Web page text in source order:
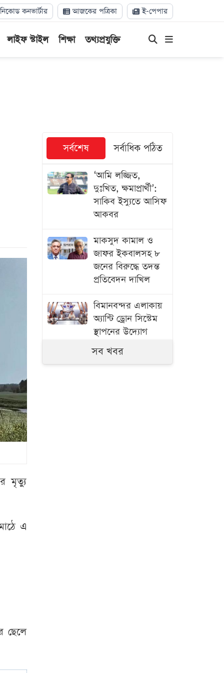
কনভার্টার আজকের পত্রিকা ই-পেপার
লাইফ স্টাইল শিক্ষা তথ্যপ্রযুক্তি
মৃত্যু
এ
ছেলে
সর্বশেষ সর্বাধিক পঠিত
‘আমি লজ্জিত,
দুঃখিত, ক্ষমাপ্রার্থী’:
সাকিব ইস্যুতে আসিফ
আকবর
মাকসুদ কামাল ও
জাফর ইকবালসহ ৮
জনের বিরুদ্ধে তদন্ত
প্রতিবেদন দাখিল
বিমানবন্দর এলাকায়
অ্যান্টি ড্রোন সিস্টেম
স্থাপনের উদ্যোগ
তিন দিনের মধ্যে
সব খবর